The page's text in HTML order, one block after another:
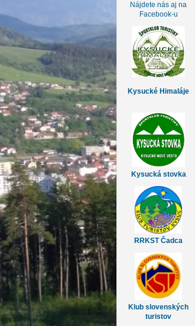
Nájdete nás aj na
Facebook-u
Kysucké Himaláje
Kysucká stovka
RRKST Čadca
Klub slovenských
turistov